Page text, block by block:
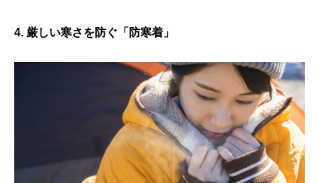
4. 厳しい寒さを防ぐ「防寒着」